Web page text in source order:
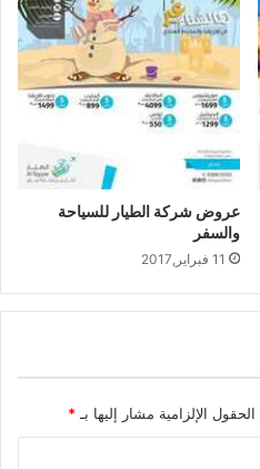
عروض شركة الطيار للسياحة
والسفر
11 فبراير,2017
الحقول الإلزامية مشار إليها بـ*